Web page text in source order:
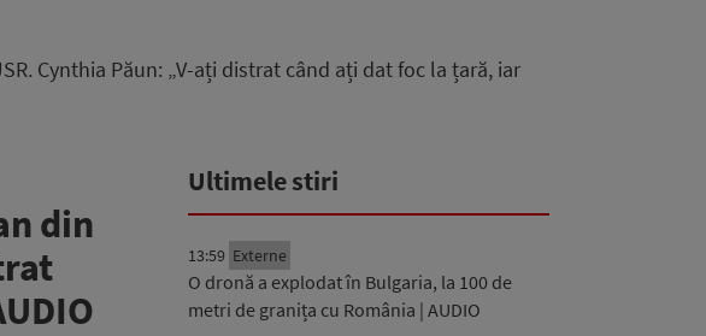
Cynthia Păun: „V-ați distrat când ați dat foc la țară, iar
din
Ultimele stiri
13:59 Externe
O dronă a explodat în Bulgaria, la 100 de
metri de granița cu România | AUDIO